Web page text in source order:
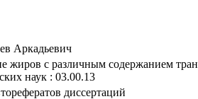
Аркадьевич
жиров с различным содержанием
наук : 03.00.13
диссертаций